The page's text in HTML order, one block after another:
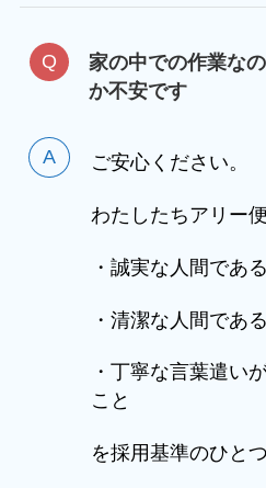
家の中での作業な
か不安です
ご安心ください。
わたしたちアリー
・誠実な人間であ
・清潔な人間であ
・丁寧な言葉遣い
こと
を採用基準のひと